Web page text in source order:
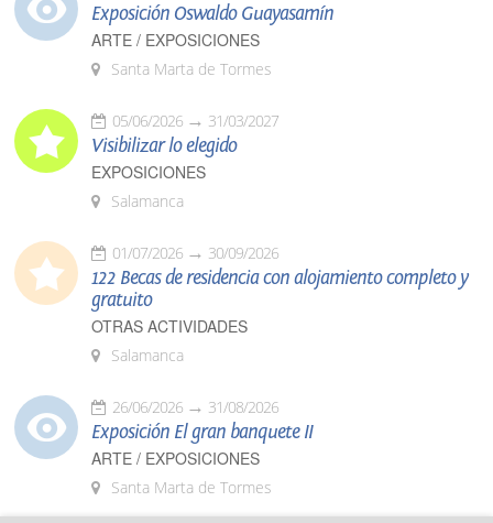
Exposición Oswaldo Guayasamín
ARTE / EXPOSICIONES
Santa Marta de Tormes
05/06/2026 31/03/2027
Visibilizar lo elegido
EXPOSICIONES
Salamanca
01/07/2026 30/09/2026
122 Becas de residencia con alojamiento completo y
gratuito
OTRAS ACTIVIDADES
Salamanca
26/06/2026 31/08/2026
Exposición El gran banquete II
ARTE / EXPOSICIONES
Santa Marta de Tormes